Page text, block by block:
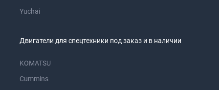
Yuchai
Двигатели для спецтехники под заказ и в наличии
KOMATSU
Cummins